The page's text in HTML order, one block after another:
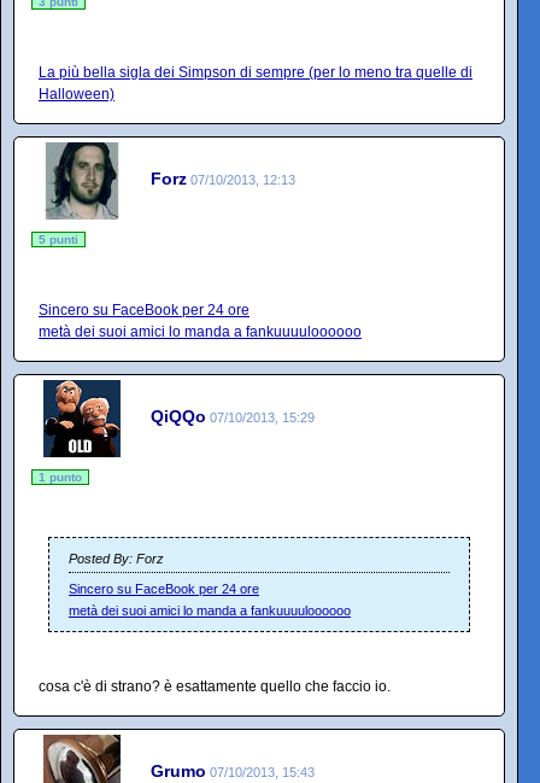
La più bella sigla dei Simpson di sempre (per lo meno tra quelle di
Halloween)
Forz 07/10/2013, 12:13
5 punti
Sincero su FaceBook per 24 ore
metà dei suoi amici lo manda a fankuuuuloooooo
QiQQo 07/10/2013, 15:29
1 punto
Posted By: Forz
Sincero su FaceBook per 24 ore
metà dei suoi amici lo manda a fankuuuuloooooo
cosa c'è di strano? è esattamente quello che faccio io.
Grumo 07/10/2013, 15:43